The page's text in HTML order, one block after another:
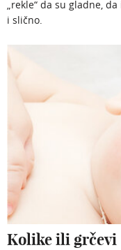
„rekle“ da su gladne,
i slično.
Kolike ili grčevi